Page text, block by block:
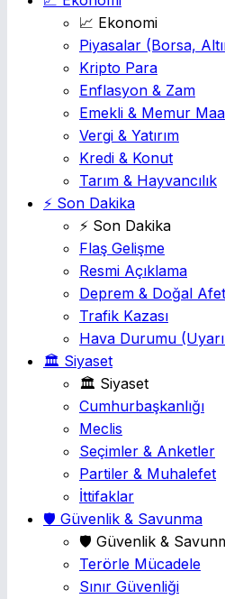
📈 Ekonomi
Piyasalar (Borsa,
Kripto Para
Enflasyon & Zam
Emekli & Memur
Vergi & Yatırım
Kredi & Konut
Tarım & Hayvancılık
⚡ Son Dakika
⚡ Son Dakika
Flaş Gelişme
Resmi Açıklama
Deprem & Doğal Afet
Trafik Kazası
Hava Durumu
🏛️ Siyaset
🏛️ Siyaset
Cumhurbaşkanlığı
Meclis
Seçimler & Anketler
Partiler & Muhalefet
İttifaklar
🛡️ Güvenlik & Savunma
🛡️ Güvenlik &
Terörle Mücadele
Sınır Güvenliği